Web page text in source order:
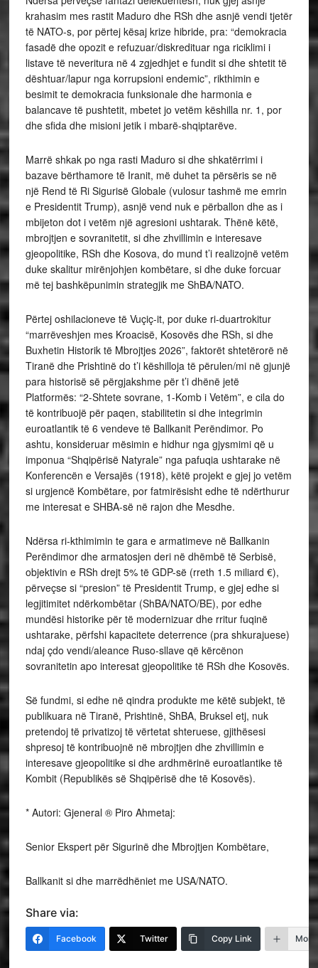
krahasim mes rastit Maduro dhe RSh dhe asnjë vendi tjetër
të NATO-s, por përtej kësaj krize hibride, pra: “demokracia
fasadë dhe opozit e refuzuar/diskredituar nga riciklimi i
listave të neveritura në 4 zgjedhjet e fundit si dhe shtetit të
dështuar/lapur nga korrupsioni endemic”, rikthimin e
besimit te demokracia funksionale dhe harmonia e
balancave të pushtetit, mbetet jo vetëm këshilla nr. 1, por
dhe sfida dhe misioni jetik i mbarë-shqiptarëve.
Marrë shkak po nga rasti Maduro si dhe shkatërrimi i
bazave bërthamore të Iranit, më duhet ta përsëris se në
një Rend të Ri Sigurisë Globale (vulosur tashmë me emrin
e Presidentit Trump), asnjë vend nuk e përballon dhe as i
mbijeton dot i vetëm një agresioni ushtarak. Thënë këtë,
mbrojtjen e sovranitetit, si dhe zhvillimin e interesave
gjeopolitike, RSh dhe Kosova, do mund t’i realizojnë vetëm
duke skalitur mirënjohjen kombëtare, si dhe duke forcuar
më tej bashkëpunimin strategjik me ShBA/NATO.
Përtej oshilacioneve të Vuçiç-it, por duke ri-duartrokitur
“marrëveshjen mes Kroacisë, Kosovës dhe RSh, si dhe
Buxhetin Historik të Mbrojtjes 2026”, faktorët shtetërorë në
Tiranë dhe Prishtinë do t’i këshilloja të përulen/mi në gjunjë
para historisë së përgjakshme për t’i dhënë jetë
Platformës: “2-Shtete sovrane, 1-Komb i Vetëm”, e cila do
të kontribuojë për paqen, stabilitetin si dhe integrimin
euroatlantik të 6 vendeve të Ballkanit Perëndimor. Po
ashtu, konsideruar mësimin e hidhur nga gjysmimi që u
imponua “Shqipërisë Natyrale” nga pafuqia ushtarake në
Konferencën e Versajës (1918), këtë projekt e gjej jo vetëm
si urgjencë Kombëtare, por fatmirësisht edhe të ndërthurur
me interesat e SHBA-së në rajon dhe Mesdhe.
Ndërsa ri-kthimimin te gara e armatimeve në Ballkanin
Perëndimor dhe armatosjen deri në dhëmbë të Serbisë,
objektivin e RSh drejt 5% të GDP-së (rreth 1.5 miliard €),
përveçse si “presion” të Presidentit Trump, e gjej edhe si
legjitimitet ndërkombëtar (ShBA/NATO/BE), por edhe
mundësi historike për të modernizuar dhe rritur fuqinë
ushtarake, përfshi kapacitete deterrence (pra shkurajuese)
ndaj çdo vendi/aleance Ruso-sllave që kërcënon
sovranitetin apo interesat gjeopolitike të RSh dhe Kosovës.
Së fundmi, si edhe në qindra produkte me këtë subjekt, të
publikuara në Tiranë, Prishtinë, ShBA, Bruksel etj, nuk
pretendoj të privatizoj të vërtetat shteruese, gjithësesi
shpresoj të kontribuojnë në mbrojtjen dhe zhvillimin e
interesave gjeopolitike si dhe ardhmërinë euroatlantike të
Kombit (Republikës së Shqipërisë dhe tē Kosovës).
* Autori: Gjeneral ® Piro Ahmetaj:
Senior Ekspert për Sigurinë dhe Mbrojtjen Kombëtare,
Ballkanit si dhe marrëdhëniet me USA/NATO.
Share via:
Facebook Twitter Copy Link More